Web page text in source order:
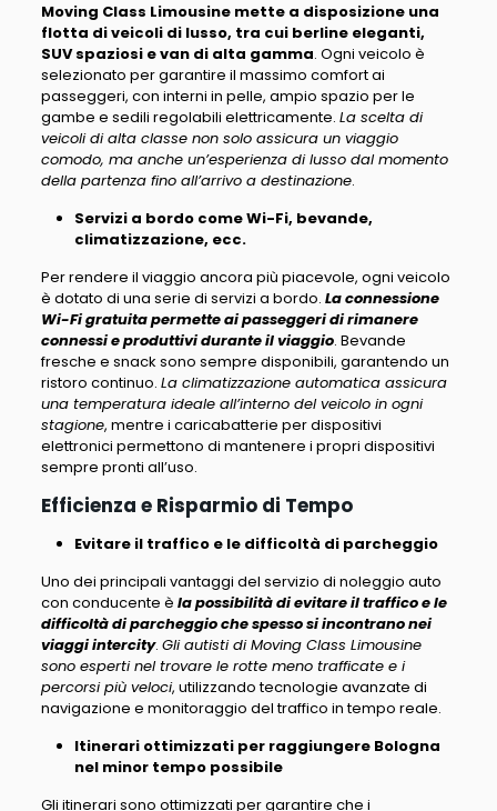
Moving Class Limousine mette a disposizione una
flotta di veicoli di lusso, tra cui berline eleganti,
SUV spaziosi e van di alta gamma. Ogni veicolo è
selezionato per garantire il massimo comfort ai
passeggeri, con interni in pelle, ampio spazio per le
gambe e sedili regolabili elettricamente. La scelta di
veicoli di alta classe non solo assicura un viaggio
comodo, ma anche un’esperienza di lusso dal momento
della partenza fino all’arrivo a destinazione.
Servizi a bordo come Wi-Fi, bevande,
climatizzazione, ecc.
Per rendere il viaggio ancora più piacevole, ogni veicolo
è dotato di una serie di servizi a bordo. La connessione
Wi-Fi gratuita permette ai passeggeri di rimanere
connessi e produttivi durante il viaggio. Bevande
fresche e snack sono sempre disponibili, garantendo un
ristoro continuo. La climatizzazione automatica assicura
una temperatura ideale all’interno del veicolo in ogni
stagione, mentre i caricabatterie per dispositivi
elettronici permettono di mantenere i propri dispositivi
sempre pronti all’uso.
Efficienza e Risparmio di Tempo
Evitare il traffico e le difficoltà di parcheggio
Uno dei principali vantaggi del servizio di noleggio auto
con conducente è la possibilità di evitare il traffico e le
difficoltà di parcheggio che spesso si incontrano nei
viaggi intercity. Gli autisti di Moving Class Limousine
sono esperti nel trovare le rotte meno trafficate e i
percorsi più veloci, utilizzando tecnologie avanzate di
navigazione e monitoraggio del traffico in tempo reale.
Itinerari ottimizzati per raggiungere Bologna
nel minor tempo possibile
Gli itinerari sono ottimizzati per garantire che i